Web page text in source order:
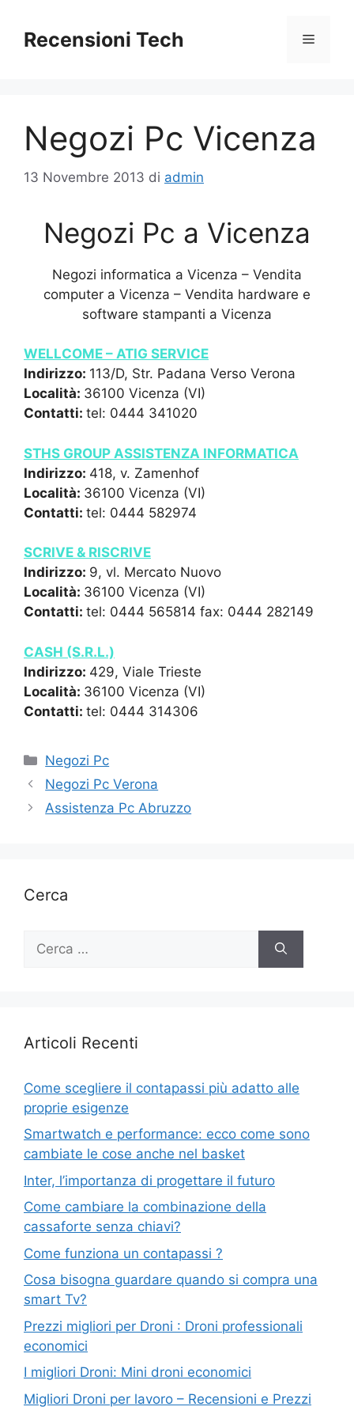
contenuto
Recensioni Tech Menu
Negozi Pc Vicenza
13 Novembre 2013 di admin
Negozi Pc a Vicenza
Negozi informatica a Vicenza – Vendita
computer a Vicenza – Vendita hardware e
software stampanti a Vicenza
WELLCOME – ATIG SERVICE
Indirizzo: 113/D, Str. Padana Verso Verona
Località: 36100 Vicenza (VI)
Contatti: tel: 0444 341020
STHS GROUP ASSISTENZA INFORMATICA
Indirizzo: 418, v. Zamenhof
Località: 36100 Vicenza (VI)
Contatti: tel: 0444 582974
SCRIVE & RISCRIVE
Indirizzo: 9, vl. Mercato Nuovo
Località: 36100 Vicenza (VI)
Contatti: tel: 0444 565814 fax: 0444 282149
CASH (S.R.L.)
Indirizzo: 429, Viale Trieste
Località: 36100 Vicenza (VI)
Contatti: tel: 0444 314306
Categorie
Negozi Pc
Negozi Pc Verona
Assistenza Pc Abruzzo
Cerca
per:
Articoli Recenti
Come scegliere il contapassi più adatto alle
proprie esigenze
Smartwatch e performance: ecco come sono
cambiate le cose anche nel basket
Inter, l’importanza di progettare il futuro
Come cambiare la combinazione della
cassaforte senza chiavi?
Come funziona un contapassi ?
Cosa bisogna guardare quando si compra una
smart Tv?
Prezzi migliori per Droni : Droni professionali
economici
I migliori Droni: Mini droni economici
Migliori Droni per lavoro – Recensioni e Prezzi